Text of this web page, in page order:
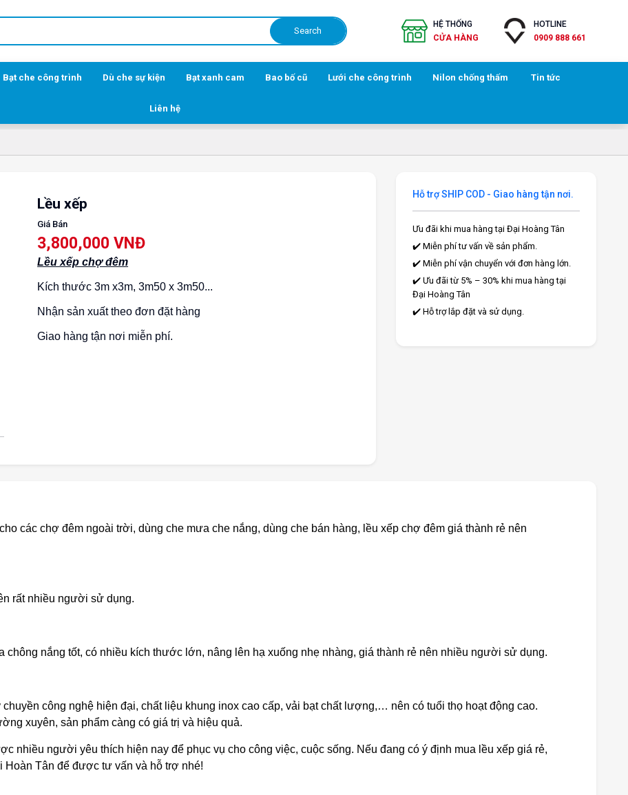
Search
HỆ THỐNG
CỬA HÀNG
HOTLINE
0909 888 661
Bạt che công trình Dù che sự kiện Bạt xanh cam Bao bố cũ Lưới che công trình Nilon chống thấm Tin tức
Liên hệ
Lều xếp
Giá Bán
3,800,000 VNĐ
Lều xếp chợ đêm
Kích thước 3m x3m, 3m50 x 3m50...
Nhận sản xuất theo đơn đặt hàng
Giao hàng tận nơi miễn phí.
Hỗ trợ SHIP COD - Giao hàng tận nơi.
Ưu đãi khi mua hàng tại Đại Hoàng Tân
✔️ Miễn phí tư vấn về sản phẩm.
✔️ Miễn phí vận chuyển với đơn hàng lớn.
✔️ Ưu đãi từ 5% – 30% khi mua hàng tại
Đại Hoàng Tân
✔️ Hỗ trợ lắp đặt và sử dụng.
các chợ đêm ngoài trời, dùng che mưa che nắng, dùng che bán hàng, lều xếp chợ đêm giá thành rẻ nên
rất nhiều người sử dụng.
nắng tốt, có nhiều kích thước lớn, nâng lên hạ xuống nhẹ nhàng, giá thành rẻ nên nhiều người sử dụng.
công nghệ hiện đại, chất liệu khung inox cao cấp, vải bạt chất lượng,… nên có tuổi thọ hoạt động cao.
xuyên, sản phẩm càng có giá trị và hiệu quả.
nhiều người yêu thích hiện nay để phục vụ cho công việc, cuộc sống. Nếu đang có ý định mua lều xếp giá rẻ,
Tân để được tư vấn và hỗ trợ nhé!